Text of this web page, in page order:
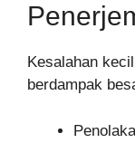
Kesalahan
berdampak